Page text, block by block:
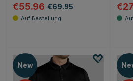
€55.96 €69.95
New